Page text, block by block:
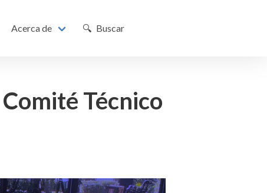
Acerca de 🔍 Buscar
Técnico